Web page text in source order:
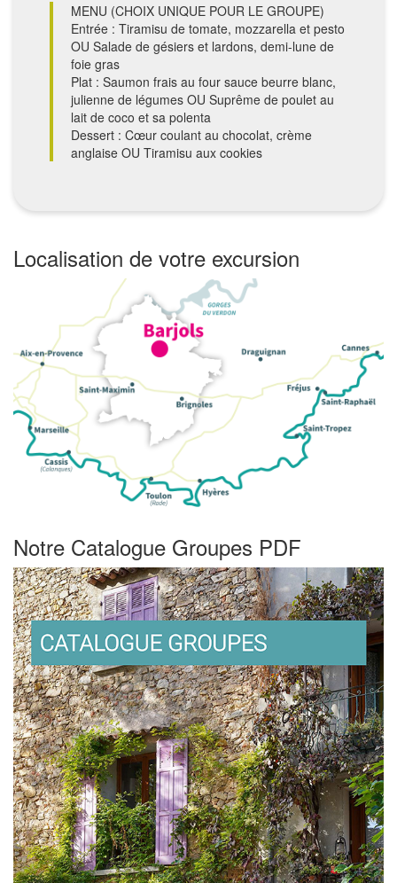
MENU (CHOIX UNIQUE POUR LE GROUPE)
Entrée : Tiramisu de tomate, mozzarella et pesto
OU Salade de gésiers et lardons, demi-lune de
foie gras
Plat : Saumon frais au four sauce beurre blanc,
julienne de légumes OU Suprême de poulet au
lait de coco et sa polenta
Dessert : Cœur coulant au chocolat, crème
anglaise OU Tiramisu aux cookies
Localisation de votre excursion
Notre Catalogue Groupes PDF